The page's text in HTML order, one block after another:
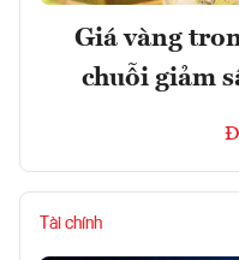
Giá vàng
chuỗi giảm
Tài chính